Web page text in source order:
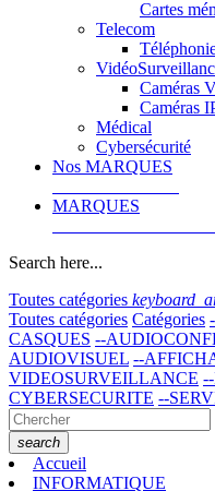
Cartes
Telecom
Caméras
Caméras
Médical
Cybersécurité
Nos MARQUES
MARQUES
Search here...
Toutes catégories
Toutes catégories Catégories
CASQUES --
AUDIOVISUEL --
VIDEOSURVEILLANCE
CYBERSECURITE --
search
Accueil
INFORMATIQUE